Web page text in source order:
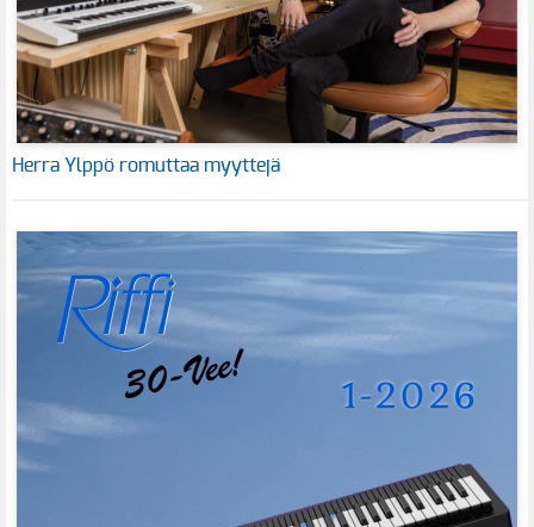
Herra Ylppö romuttaa myyttejä